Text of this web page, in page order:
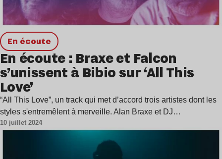
en écoute
En écoute : Braxe et Falcon
s’unissent à Bibio sur ‘All This
Love’
“All This Love”, un track qui met d’accord trois artistes dont les
styles s'entremêlent à merveille. Alan Braxe et DJ…
10 juillet 2024